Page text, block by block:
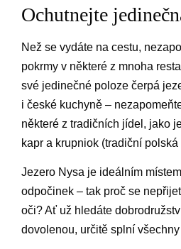
Ochutnejte
Než se vydáte na cestu,
pokrmy v některé z mnoha
své jedinečné poloze čerpá
i české kuchyně –
některé z tradičních jídel, jako
kapr a krupniok (tradiční polská
Jezero Nysa je ideálním
odpočinek – tak proč se
oči? Ať už hledáte
dovolenou, určitě splní